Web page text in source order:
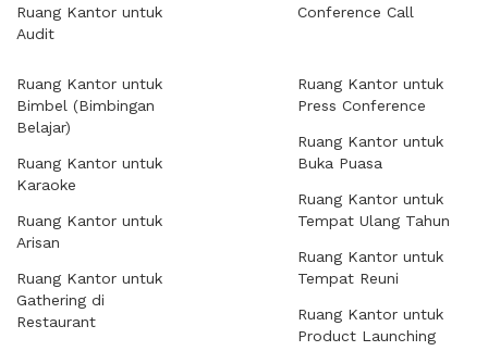
Ruang Kantor untuk
Audit
Conference Call
Ruang Kantor untuk
Bimbel (Bimbingan
Belajar)
Ruang Kantor untuk
Karaoke
Ruang Kantor untuk
Arisan
Ruang Kantor untuk
Gathering di
Restaurant
Ruang Kantor untuk
Press Conference
Ruang Kantor untuk
Buka Puasa
Ruang Kantor untuk
Tempat Ulang Tahun
Ruang Kantor untuk
Tempat Reuni
Ruang Kantor untuk
Product Launching